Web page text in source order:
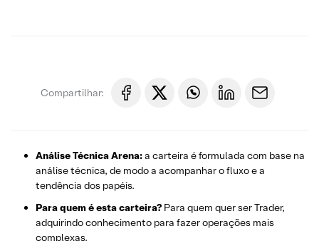
Compartilhar:
Análise Técnica Arena:a carteira é formulada com base na
análise técnica, de modo a acompanhar o fluxo e a
tendência dos papéis.
Para quem é esta carteira? Para quem quer ser Trader,
adquirindo conhecimento para fazer operações mais
complexas.